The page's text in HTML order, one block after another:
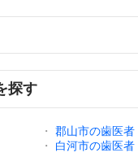
探す
・ 郡山市の歯医者
・ 白河市の歯医者